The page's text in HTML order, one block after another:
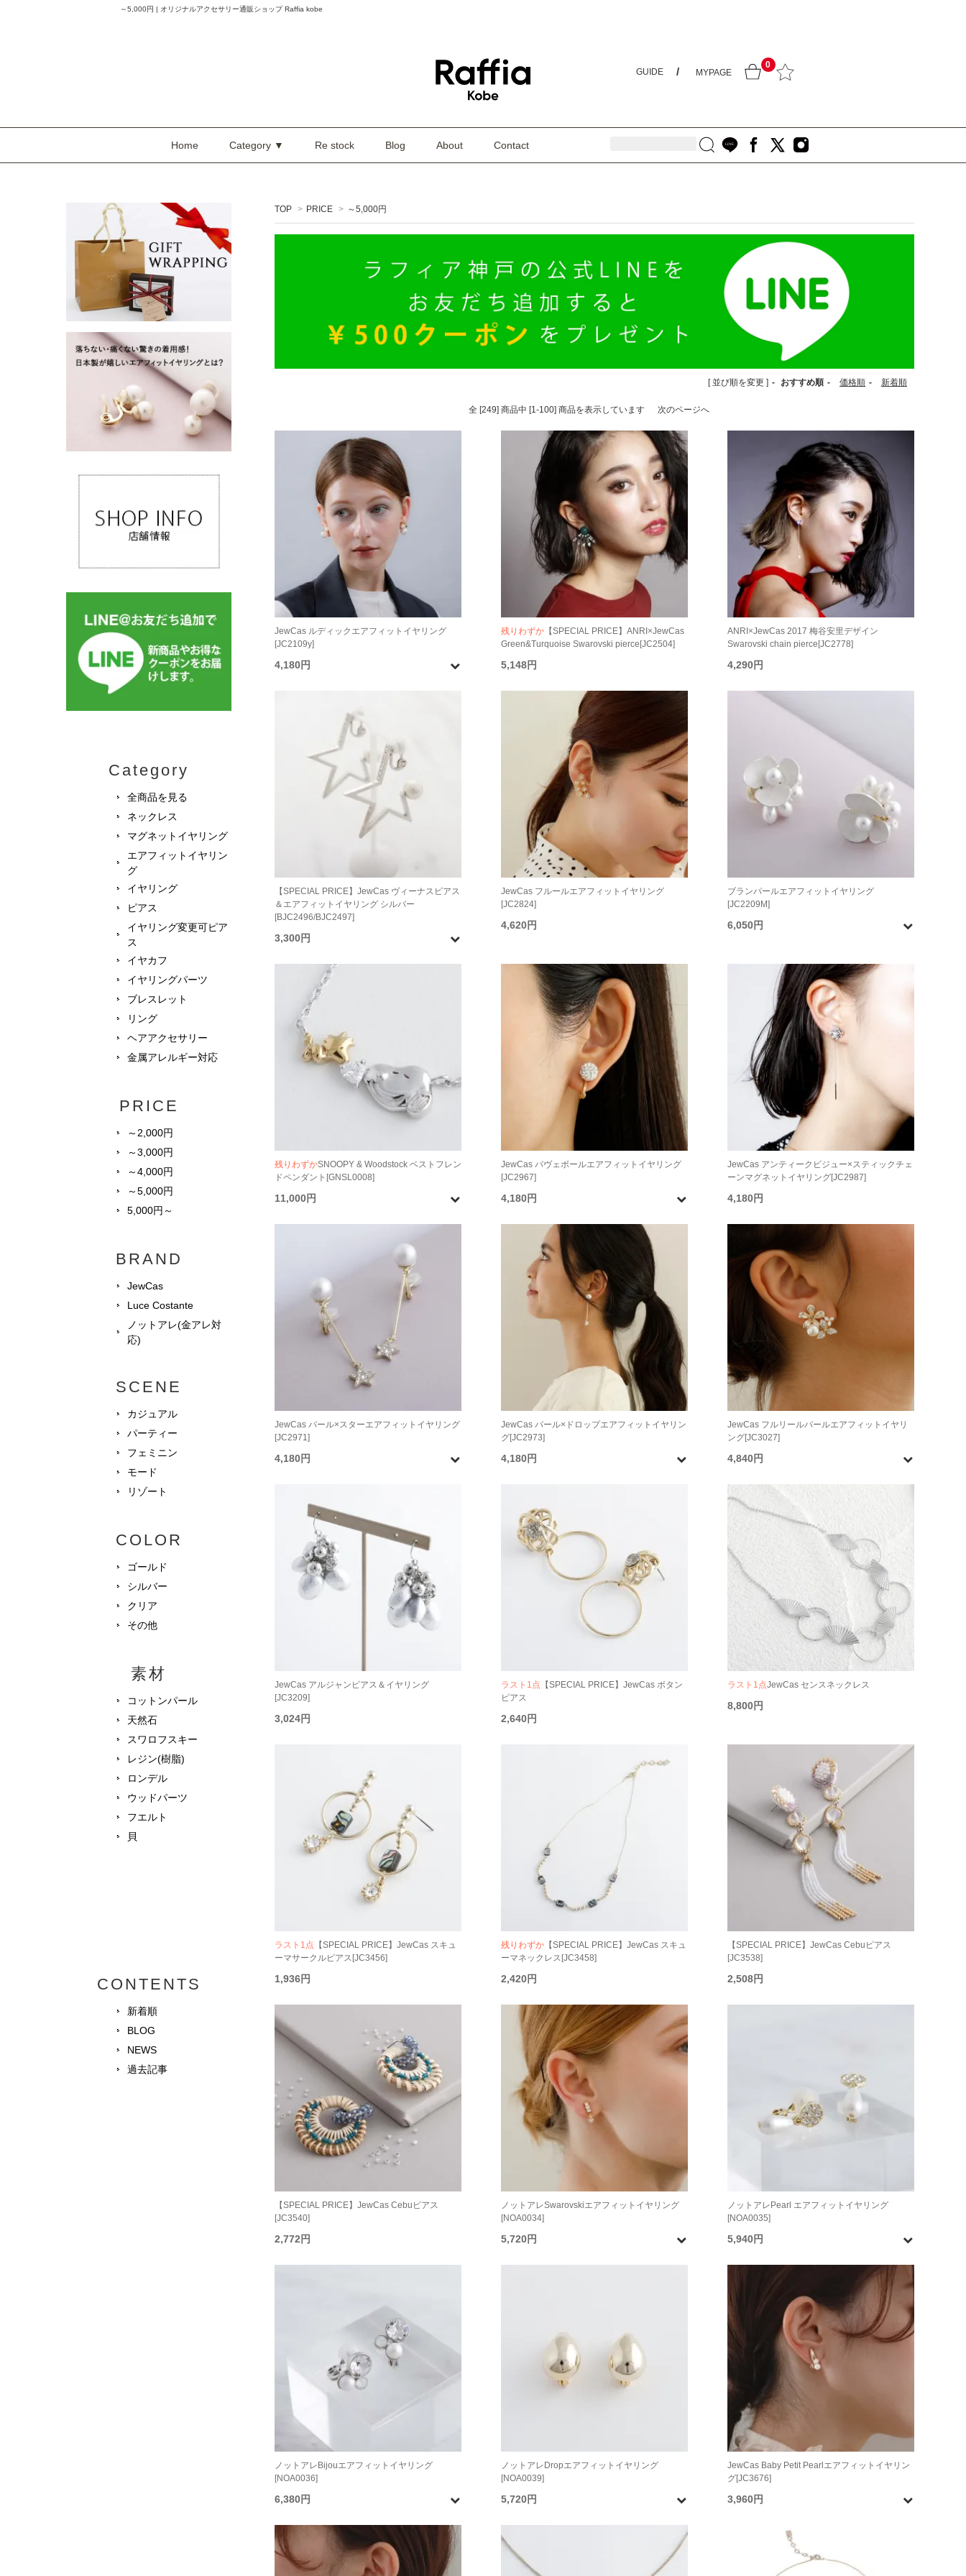
～5,000円 | オリジナルアクセサリー通販ショップ Raffia kobe
GUIDE MYPAGE
0
Home Category ▼ Re stock Blog About Contact
TOP > PRICE > ～5,000円
[ 並び順を変更 ] - おすすめ順 - 価格順 - 新着順
全 [249] 商品中 [1-100] 商品を表示しています 次のページへ
JewCas ルディックエアフィットイヤリング
[JC2109y]
4,180円
残りわずか 【SPECIAL PRICE】ANRI×JewCas
Green&Turquoise Swarovski pierce[JC2504]
5,148円
ANRI×JewCas 2017 梅谷安里デザイン
Swarovski chain pierce[JC2778]
4,290円
【SPECIAL PRICE】JewCas ヴィーナスピアス
＆エアフィットイヤリング シルバー
[BJC2496/BJC2497]
3,300円
JewCas フルールエアフィットイヤリング
[JC2824]
4,620円
ブランパールエアフィットイヤリング
[JC2209M]
6,050円
残りわずかSNOOPY & Woodstock ベストフレン
ドペンダント[GNSL0008]
11,000円
JewCas パヴェボールエアフィットイヤリング
[JC2967]
4,180円
JewCas アンティークビジュー×スティックチェ
ーンマグネットイヤリング[JC2987]
4,180円
JewCas パール×スターエアフィットイヤリング
[JC2971]
4,180円
JewCas パール×ドロップエアフィットイヤリン
グ[JC2973]
4,180円
JewCas フルリールパールエアフィットイヤリ
ング[JC3027]
4,840円
JewCas アルジャンピアス＆イヤリング
[JC3209]
3,024円
ラスト1点 【SPECIAL PRICE】JewCas ボタン
ピアス
2,640円
ラスト1点JewCas センスネックレス
8,800円
ラスト1点 【SPECIAL PRICE】JewCas スキュ
ーマサークルピアス[JC3456]
1,936円
残りわずか 【SPECIAL PRICE】JewCas スキュ
ーマネックレス[JC3458]
2,420円
【SPECIAL PRICE】JewCas Cebuピアス
[JC3538]
2,508円
【SPECIAL PRICE】JewCas Cebuピアス
[JC3540]
2,772円
ノットアレSwarovskiエアフィットイヤリング
[NOA0034]
5,720円
ノットアレPearl エアフィットイヤリング
[NOA0035]
5,940円
ノットアレBijouエアフィットイヤリング
[NOA0036]
6,380円
ノットアレDropエアフィットイヤリング
[NOA0039]
5,720円
JewCas Baby Petit Pearlエアフィットイヤリン
グ[JC3676]
3,960円
Category
全商品を見る
ネックレス
マグネットイヤリング
エアフィットイヤリン
グ
イヤリング
ピアス
イヤリング変更可ピア
ス
イヤカフ
イヤリングパーツ
ブレスレット
リング
ヘアアクセサリー
金属アレルギー対応
PRICE
～2,000円
～3,000円
～4,000円
～5,000円
5,000円～
BRAND
JewCas
Luce Costante
ノットアレ(金アレ対
応)
SCENE
カジュアル
パーティー
フェミニン
モード
リゾート
COLOR
ゴールド
シルバー
クリア
その他
素材
コットンパール
天然石
スワロフスキー
レジン(樹脂)
ロンデル
ウッドパーツ
フエルト
貝
CONTENTS
新着順
BLOG
NEWS
過去記事